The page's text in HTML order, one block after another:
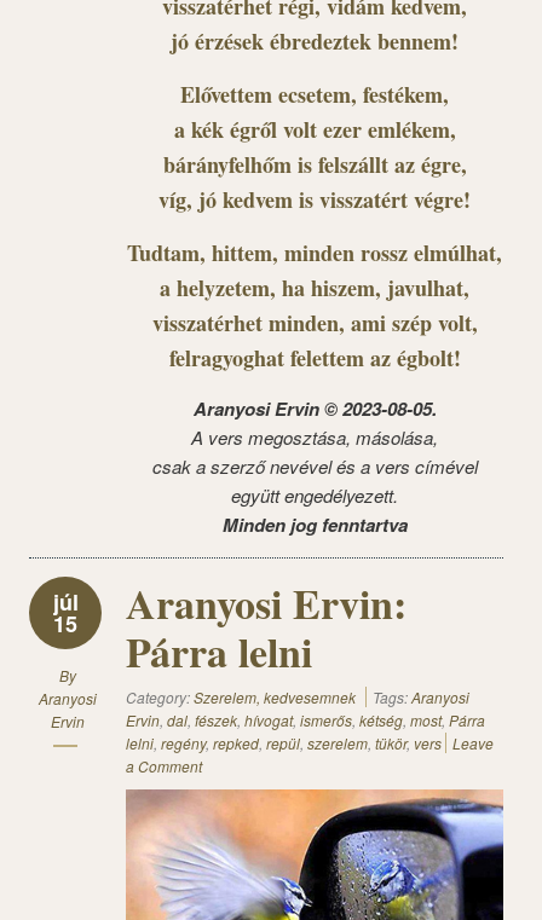
jó érzések ébredeztek bennem!
Elővettem ecsetem, festékem,
a kék égről volt ezer emlékem,
bárányfelhőm is felszállt az égre,
víg, jó kedvem is visszatért végre!
Tudtam, hittem, minden rossz elmúlhat,
a helyzetem, ha hiszem, javulhat,
visszatérhet minden, ami szép volt,
felragyoghat felettem az égbolt!
Aranyosi Ervin © 2023-08-05.
A vers megosztása, másolása,
csak a szerző nevével és a vers címével
együtt engedélyezett.
Minden jog fenntartva
júl
15
By
Aranyosi
Ervin
Aranyosi Ervin:
Párra lelni
Category:Szerelem, kedvesemnek Tags:Aranyosi
Ervin, dal, fészek, hívogat, ismerős, kétség, most, Párra
lelni, regény, repked, repül, szerelem, tükör, vers Leave
a Comment